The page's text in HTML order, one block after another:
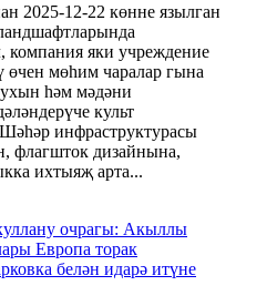
2025-12-22 көнне язылган
компания яки учреждение
өчен мөһим чаралар гына
һәм мәдәни
культ
инфраструктурасы
флагшток дизайнына,
ихтыяҗ арта...